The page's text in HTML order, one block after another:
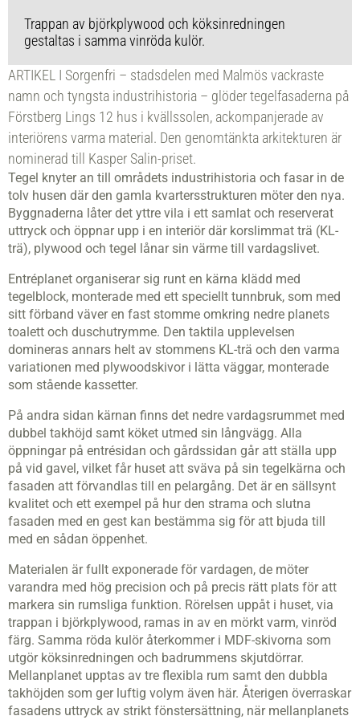
Trappan av björkplywood och köksinredningen
gestaltas i samma vinröda kulör.
ARTIKEL I Sorgenfri – stadsdelen med Malmös vackraste
namn och tyngsta industrihistoria – glöder tegelfasaderna på
Förstberg Lings 12 hus i kvällssolen, ackompanjerade av
interiörens varma material. Den genomtänkta arkitekturen är
nominerad till Kasper Salin-priset.
Tegel knyter an till områdets industrihistoria och fasar in de
tolv husen där den gamla kvartersstrukturen möter den nya.
Byggnaderna låter det yttre vila i ett samlat och reserverat
uttryck och öppnar upp i en interiör där korslimmat trä (KL-
trä), plywood och tegel lånar sin värme till vardagslivet.
Entréplanet organiserar sig runt en kärna klädd med
tegelblock, monterade med ett speciellt tunnbruk, som med
sitt förband väver en fast stomme omkring nedre planets
toalett och duschutrymme. Den taktila upplevelsen
domineras annars helt av stommens KL-trä och den varma
variationen med plywoodskivor i lätta väggar, monterade
som stående kassetter.
På andra sidan kärnan finns det nedre vardagsrummet med
dubbel takhöjd samt köket utmed sin långvägg. Alla
öppningar på entrésidan och gårdssidan går att ställa upp
på vid gavel, vilket får huset att sväva på sin tegelkärna och
fasaden att förvandlas till en pelargång. Det är en sällsynt
kvalitet och ett exempel på hur den strama och slutna
fasaden med en gest kan bestämma sig för att bjuda till
med en sådan öppenhet.
Materialen är fullt exponerade för vardagen, de möter
varandra med hög precision och på precis rätt plats för att
markera sin rumsliga funktion. Rörelsen uppåt i huset, via
trappan i björkplywood, ramas in av en mörkt varm, vinröd
färg. Samma röda kulör återkommer i MDF-skivorna som
utgör köksinredningen och badrummens skjutdörrar.
Mellanplanet upptas av tre flexibla rum samt den dubbla
takhöjden som ger luftig volym även här. Återigen överraskar
fasadens uttryck av strikt fönstersättning, när mellanplanets